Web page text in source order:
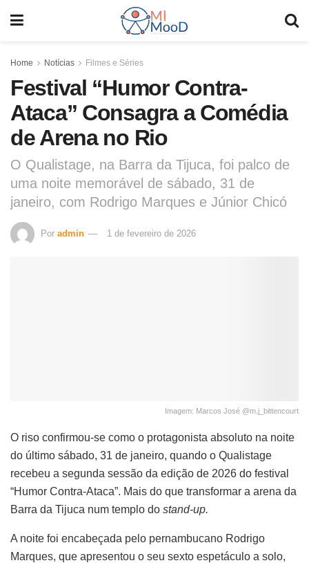
Home Notícias Filmes e Séries
Festival “Humor Contra-
Ataca” Consagra a Comédia
de Arena no Rio
O Qualistage, na Barra da Tijuca, foi palco de
uma noite memorável de sábado, 31 de
janeiro, com Rodrigo Marques e Júnior Chicó
Por admin 1 de fevereiro de 2026
Imagem: Marcos José @m.j_bittencourt
O riso confirmou-se como o protagonista absoluto na noite
do último sábado, 31 de janeiro, quando o Qualistage
recebeu a segunda sessão da edição de 2026 do festival
“Humor Contra-Ataca”. Mais do que transformar a arena da
Barra da Tijuca num templo do stand-up.
A noite foi encabeçada pelo pernambucano Rodrigo
Marques, que apresentou o seu sexto espetáculo a solo,